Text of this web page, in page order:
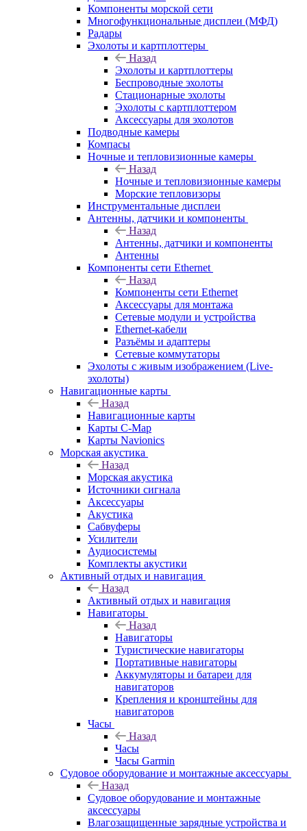
Компоненты морской сети
Многофункциональные дисплеи (МФД)
Радары
Эхолоты и картплоттеры
Назад
Эхолоты и картплоттеры
Беспроводные эхолоты
Стационарные эхолоты
Эхолоты с картплоттером
Аксессуары для эхолотов
Подводные камеры
Компасы
Ночные и тепловизионные камеры
Назад
Ночные и тепловизионные камеры
Морские тепловизоры
Инструментальные дисплеи
Антенны, датчики и компоненты
Назад
Антенны, датчики и компоненты
Антенны
Компоненты сети Ethernet
Назад
Компоненты сети Ethernet
Аксессуары для монтажа
Сетевые модули и устройства
Ethernet-кабели
Разъёмы и адаптеры
Сетевые коммутаторы
Эхолоты с живым изображением (Live-
эхолоты)
Навигационные карты
Назад
Навигационные карты
Карты C-Map
Карты Navionics
Морская акустика
Назад
Морская акустика
Источники сигнала
Аксессуары
Акустика
Сабвуферы
Усилители
Аудиосистемы
Комплекты акустики
Активный отдых и навигация
Назад
Активный отдых и навигация
Навигаторы
Назад
Навигаторы
Туристические навигаторы
Портативные навигаторы
Аккумуляторы и батареи для
навигаторов
Крепления и кронштейны для
навигаторов
Часы
Назад
Часы
Часы Garmin
Судовое оборудование и монтажные аксессуары
Назад
Судовое оборудование и монтажные
аксессуары
Влагозащищенные зарядные устройства и